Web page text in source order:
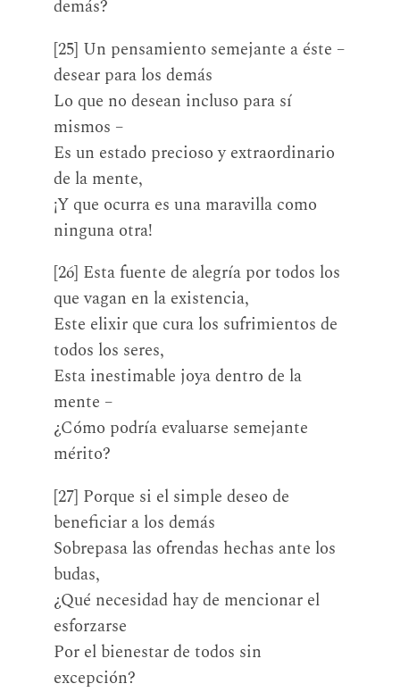
demás?
[25] Un pensamiento semejante a éste –
desear para los demás
Lo que no desean incluso para sí
mismos –
Es un estado precioso y extraordinario
de la mente,
¡Y que ocurra es una maravilla como
ninguna otra!
[26] Esta fuente de alegría por todos los
que vagan en la existencia,
Este elixir que cura los sufrimientos de
todos los seres,
Esta inestimable joya dentro de la
mente –
¿Cómo podría evaluarse semejante
mérito?
[27] Porque si el simple deseo de
beneficiar a los demás
Sobrepasa las ofrendas hechas ante los
budas,
¿Qué necesidad hay de mencionar el
esforzarse
Por el bienestar de todos sin
excepción?